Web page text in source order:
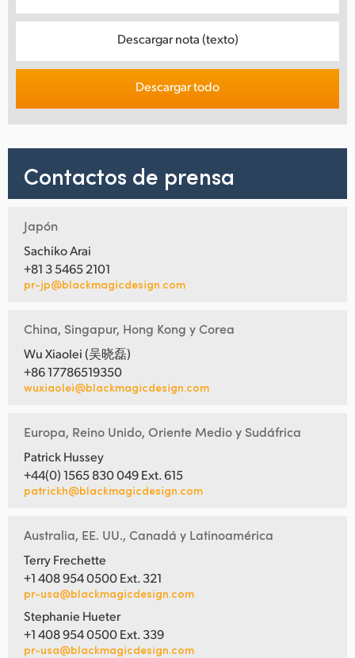
Descargar nota (texto)
Descargar todo
Contactos de prensa
Japón
Sachiko Arai
+81 3 5465 2101
pr-jp@blackmagicdesign.com
China, Singapur, Hong Kong y Corea
Wu Xiaolei (吴晓磊)
+86 17786519350
wuxiaolei@blackmagicdesign.com
Europa, Reino Unido, Oriente Medio y Sudáfrica
Patrick Hussey
+44(0) 1565 830 049 Ext. 615
patrickh@blackmagicdesign.com
Australia, EE. UU., Canadá y Latinoamérica
Terry Frechette
+1 408 954 0500 Ext. 321
pr-usa@blackmagicdesign.com
Stephanie Hueter
+1 408 954 0500 Ext. 339
pr-usa@blackmagicdesign.com